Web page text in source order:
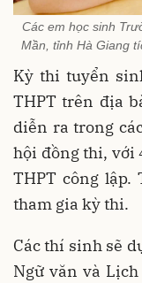
Các em học sinh
Mần, tỉnh Hà Giang
Kỳ thi tuyển
THPT trên địa
diễn ra trong
hội đồng thi, với
THPT công lập.
tham gia kỳ thi.
Các thí sinh sẽ
Ngữ văn và